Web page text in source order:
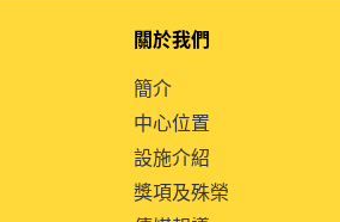
關於我們
簡介
中心位置
設施介紹
獎項及殊榮